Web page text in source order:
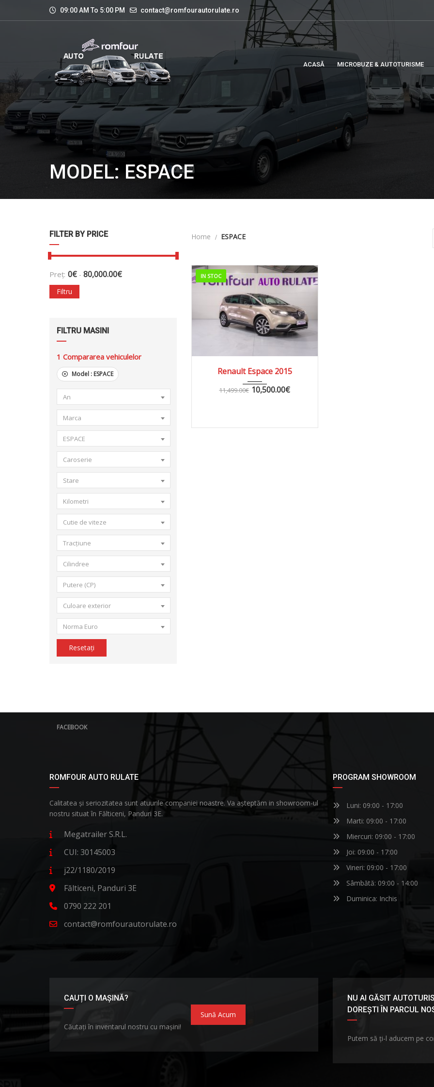
09:00 AM To 5:00 PM contact@romfourautorulate.ro
ACASĂ MICROBUZE & AUTOTURISME
MODEL: ESPACE
FILTER BY PRICE
Preț: 0€ - 80,000.00€
Filtru
FILTRU MASINI
1 Compararea vehiculelor
Model : ESPACE
An
Marca
ESPACE
Caroserie
Stare
Kilometri
Cutie de viteze
Tracțiune
Cilindree
Putere (CP)
Culoare exterior
Norma Euro
Resetați
Home ESPACE
IN STOC
2016 AUTOM... 166.000
Renault Espace 2015
11,499.00€ 10,500.00€
FACEBOOK
ROMFOUR AUTO RULATE
Calitatea și seriozitatea sunt atuurile companiei noastre. Va așteptăm in showroom-ul
nostru situat în Fălticeni, Panduri 3E.
Megatrailer S.R.L.
CUI: 30145003
j22/1180/2019
Fălticeni, Panduri 3E
0790 222 201
contact@romfourautorulate.ro
PROGRAM SHOWROOM
Luni: 09:00 - 17:00
Marti: 09:00 - 17:00
Miercuri: 09:00 - 17:00
Joi: 09:00 - 17:00
Vineri: 09:00 - 17:00
Sâmbătă: 09:00 - 14:00
Duminica: Inchis
CAUȚI O MAȘINĂ?
Căutați în inventarul nostru cu mașini!
Sună Acum
NU AI GĂSIT
DOREȘTI ÎN PARCUL
Putem să ți-l aducem pe